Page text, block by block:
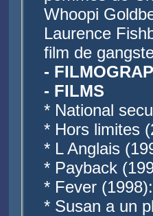
Whoopi
Laurence
film de
-
- FILMS
* National
* Hors limites
* L Anglais
* Payback
* Fever
* Susan a un